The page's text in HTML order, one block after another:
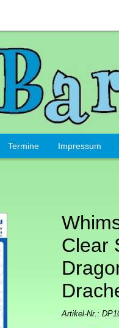
Termine Impressum
Clear
Artikel-Nr.: